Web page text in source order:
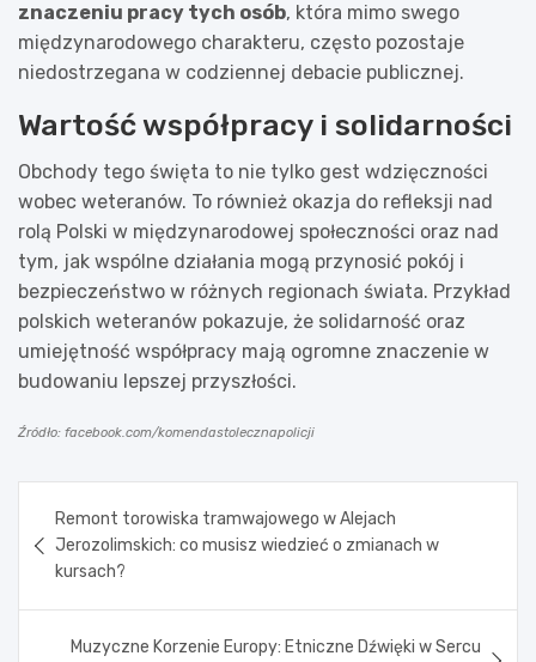
znaczeniu pracy tych osób, która mimo swego
międzynarodowego charakteru, często pozostaje
niedostrzegana w codziennej debacie publicznej.
Wartość współpracy i solidarności
Obchody tego święta to nie tylko gest wdzięczności
wobec weteranów. To również okazja do refleksji nad
rolą Polski w międzynarodowej społeczności oraz nad
tym, jak wspólne działania mogą przynosić pokój i
bezpieczeństwo w różnych regionach świata. Przykład
polskich weteranów pokazuje, że solidarność oraz
umiejętność współpracy mają ogromne znaczenie w
budowaniu lepszej przyszłości.
Źródło: facebook.com/komendastolecznapolicji
wpisu
Remont torowiska tramwajowego w Alejach
Jerozolimskich: co musisz wiedzieć o zmianach w
kursach?
Muzyczne Korzenie Europy: Etniczne Dźwięki w Sercu